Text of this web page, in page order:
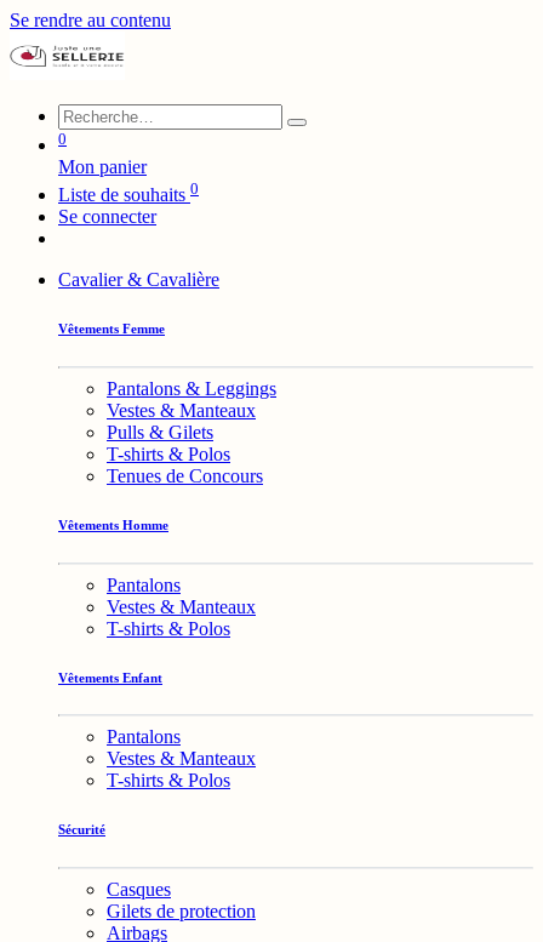
Se rendre au contenu
0
Mon panier
Liste de souhaits 0
Se connecter
Cavalier & Cavalière
Vêtements Femme
Pantalons & Leggings
Vestes & Manteaux
Pulls & Gilets
T-shirts & Polos
Tenues de Concours
Vêtements Homme
Pantalons
Vestes & Manteaux
T-shirts & Polos
Vêtements Enfant
Pantalons
Vestes & Manteaux
T-shirts & Polos
Sécurité
Casques
Gilets de protection
Airbags